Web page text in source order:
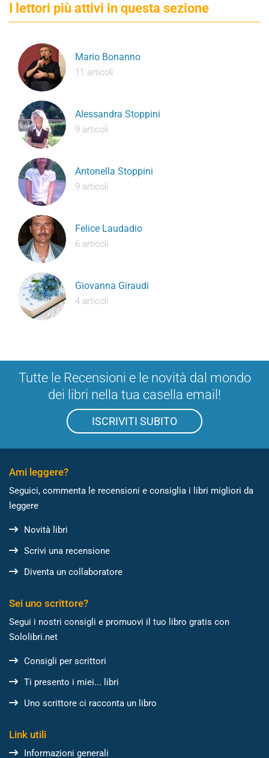
I lettori più attivi in questa sezione
Mario Bonanno
11 articoli
Alessandra Stoppini
9 articoli
Antonella Stoppini
9 articoli
Felice Laudadio
6 articoli
Giovanna Giraudi
4 articoli
Tutte le Recensioni e le novità dal mondo
dei libri nella tua casella email!
ISCRIVITI SUBITO
Ami leggere?
Seguici, commenta le recensioni e consiglia i libri migliori da
leggere
Novità libri
Scrivi una recensione
Diventa un collaboratore
Sei uno scrittore?
Segui i nostri consigli e promuovi il tuo libro gratis con
Sololibri.net
Consigli per scrittori
Ti presento i miei... libri
Uno scrittore ci racconta un libro
Link utili
Informazioni generali